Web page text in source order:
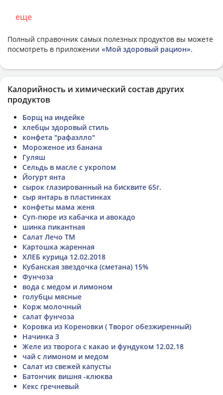
еще
Полный справочник самых полезных продуктов вы можете
посмотреть в приложении «Мой здоровый рацион».
Калорийность и химический состав других
продуктов
Борщ на индейке
хлебцы здоровый стиль
конфета "рафаэлло"
Мороженое из банана
Гуляш
Сельдь в масле с укропом
Йогурт янта
сырок глазированный на бисквите 65г.
сыр янтарь в пластинках
конфеты мама женя
Суп-пюре из кабачка и авокадо
шинка пикантная
Салат Лечо ТМ
Картошка жаренная
ХЛЕБ курица 12.02.2018
Кубанская звездочка (сметана) 15%
Фунчоза
вода с медом и лимоном
голубцы мясные
Корж молочный
салат фунчоза
Коровка из Кореновки ( Творог обезжиренный)
Начинка 3
Желе из творога с какао и фундуком 12.02.18
чай с лимоном и медом
Салат из свежей капусты
Батончик вишня -клюква
Кекс гречневый